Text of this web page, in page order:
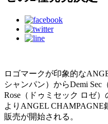
ロゴマークが印象的な
シャンパン）からDemi Sec
Rose（ドゥミセック ロゼ
よりANGEL CHAMPAGNE
販売が開始される。